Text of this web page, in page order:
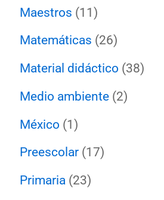
Maestros (11)
Matemáticas (26)
Material didáctico (38)
Medio ambiente (2)
México (1)
Preescolar (17)
Primaria (23)